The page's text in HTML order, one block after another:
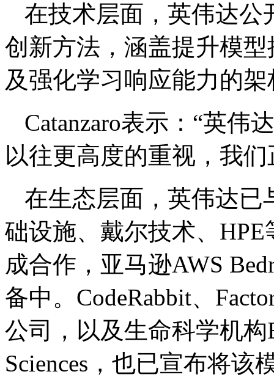
在技术层面，英伟达公
创新方法，涵盖提升模
及强化学习响应能力的
Catanzaro表示：“英伟
以往更高度的重视，我
在生态层面，英伟达已
础设施、戴尔技术、
成合作，亚马逊AWS
备中。CodeRabbit、
公司，以及生命科学机构
Sciences，也已宣布将